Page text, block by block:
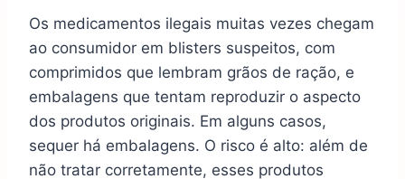
Os medicamentos ilegais muitas vezes chegam
ao consumidor em blisters suspeitos, com
comprimidos que lembram grãos de ração, e
embalagens que tentam reproduzir o aspecto
dos produtos originais. Em alguns casos,
sequer há embalagens. O risco é alto: além de
não tratar corretamente, esses produtos